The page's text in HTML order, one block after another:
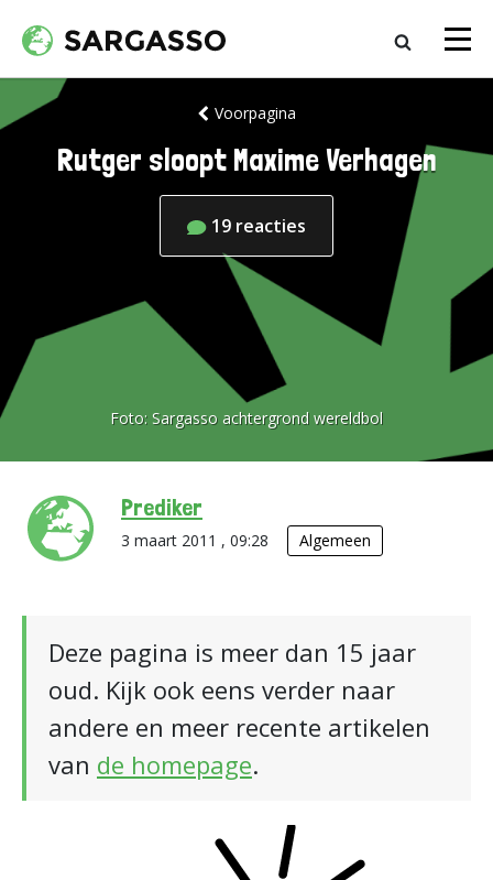
Voorpagina
Rutger sloopt Maxime Verhagen
19 reacties
Foto: Sargasso achtergrond wereldbol
Prediker
3 maart 2011 , 09:28 Algemeen
Deze pagina is meer dan 15 jaar
oud. Kijk ook eens verder naar
andere en meer recente artikelen
van de homepage.